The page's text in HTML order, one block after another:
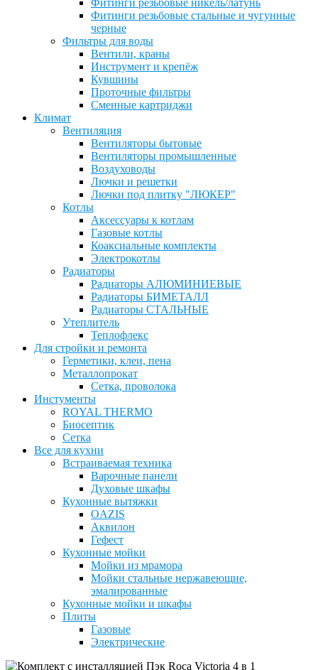
Фитинги резьбовые стальные и чугунные
черные
Фильтры для воды
Вентили, краны
Инструмент и крепёж
Кувшины
Проточные фильтры
Сменные картриджи
Климат
Вентиляция
Вентиляторы бытовые
Вентиляторы промышленные
Воздуховоды
Лючки и решетки
Лючки под плитку "ЛЮКЕР"
Котлы
Аксессуары к котлам
Газовые котлы
Коаксиальные комплекты
Электрокотлы
Радиаторы
Радиаторы АЛЮМИНИЕВЫЕ
Радиаторы БИМЕТАЛЛ
Радиаторы СТАЛЬНЫЕ
Утеплитель
Теплофлекс
Для стройки и ремонта
Герметики, клеи, пена
Металлопрокат
Сетка, проволока
Инстументы
ROYAL THERMO
Биосептик
Сетка
Все для кухни
Встраиваемая техника
Варочные панели
Духовые шкафы
Кухонные вытяжки
OAZIS
Аквилон
Гефест
Кухонные мойки
Мойки из мрамора
Мойки стальные нержавеющие,
эмалированные
Кухонные мойки и шкафы
Плиты
Газовые
Электрические